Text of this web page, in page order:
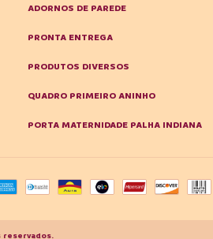
ADORNOS DE PAREDE
PRONTA ENTREGA
PRODUTOS DIVERSOS
QUADRO PRIMEIRO ANINHO
PORTA MATERNIDADE PALHA INDIANA
reservados.